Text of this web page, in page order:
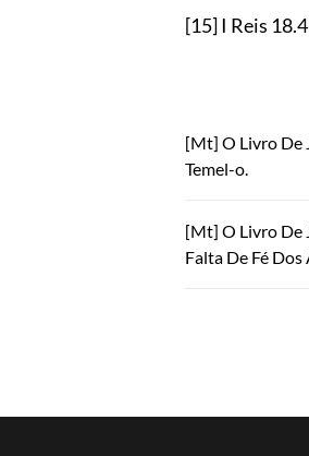
[15]I Reis
[Mt] O Livro De
Temel-o.
[Mt] O Livro De
Falta De Fé